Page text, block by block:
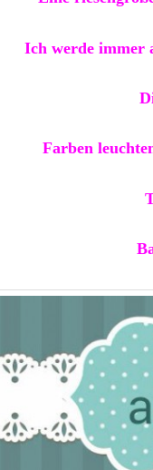
Ich werde immer
Farben